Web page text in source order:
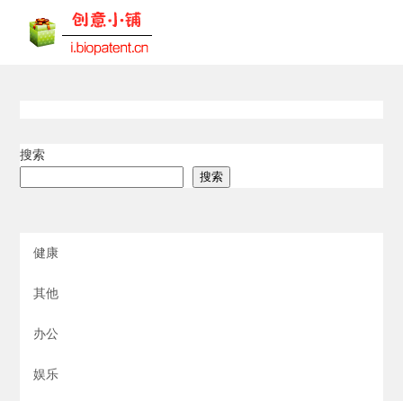
搜索
搜索
健康
其他
办公
娱乐